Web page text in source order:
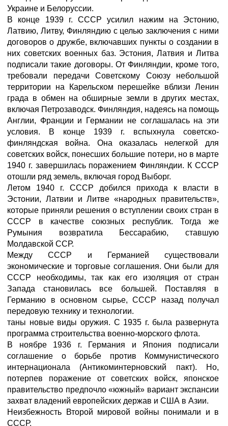
Украине и Белоруссии.
В конце 1939 г. СССР усилил нажим на Эстонию,
Латвию, Литву, Финляндию с целью заключения с ними
договоров о дружбе, включавших пункты о создании в
них советских военных баз. Эстония, Латвия и Литва
подписали такие договоры. От Финляндии, кроме того,
требовали передачи Советскому Союзу небольшой
территории на Карельском перешейке вблизи Ленин
града в обмен на обширные земли в других местах,
включая Петрозаводск. Финляндия, надеясь на помощь
Англии, Франции и Германии не соглашалась на эти
условия. В конце 1939 г. вспыхнула советско-
финляндская война. Она оказалась нелегкой для
советских войск, понесших большие потери, но в марте
1940 г. завершилась поражением Финляндии. К СССР
отошли ряд земель, включая город Выборг.
Летом 1940 г. СССР добился прихода к власти в
Эстонии, Латвии и Литве «народных правительств»,
которые приняли решения о вступлении своих стран в
СССР в качестве союзных республик. Тогда же
Румыния возвратила Бессарабию, ставшую
Молдавской ССР.
Между СССР и Германией существовали
экономические и торговые соглашения. Они были для
СССР необходимы, так как его изоляция от стран
Запада становилась все большей. Поставляя в
Германию в основном сырье, СССР назад получал
передовую технику и технологии.
таны новые виды оружия. С 1935 г. была развернута
программа строительства военно-морского флота.
В ноябре 1936 г. Германия и Япония подписали
соглашение о борьбе против Коммунистического
интернационала (Антикоминтерновский пакт). Но,
потерпев поражение от советских войск, японское
правительство предпочло «южный» вариант экспансии
захват владений европейских держав и США в Азии.
Неизбежность Второй мировой войны понимали и в
СССР.